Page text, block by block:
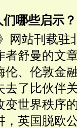
哪些启示？
网站刊载驻
者舒曼的文
伦、伦敦金
去了比伙伴
世界秩序
，英国脱欧